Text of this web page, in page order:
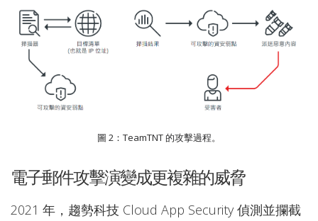
圖 2：TeamTNT 的攻擊過程。
電子郵件攻擊演變成更複雜的威脅
2021 年，趨勢科技 Cloud App Security 偵測並攔截